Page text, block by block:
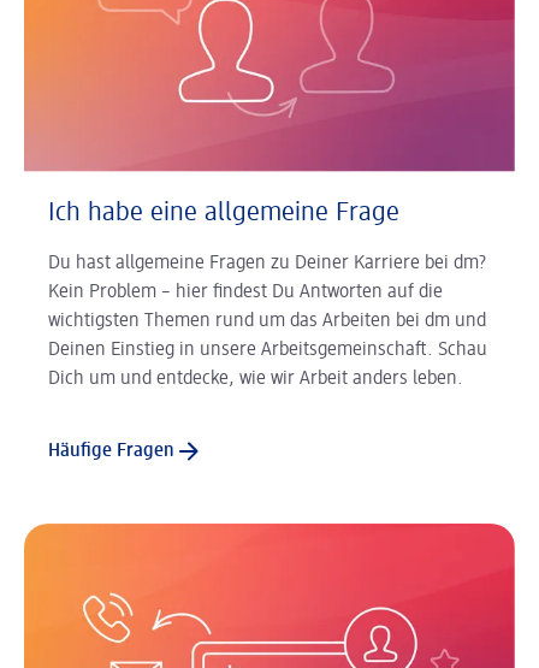
Ich habe eine allgemeine Frage
Du hast allgemeine Fragen zu Deiner Karriere bei dm?
Kein Problem – hier findest Du Antworten auf die
wichtigsten Themen rund um das Arbeiten bei dm und
Deinen Einstieg in unsere Arbeitsgemeinschaft. Schau
Dich um und entdecke, wie wir Arbeit anders leben.
Häufige Fragen